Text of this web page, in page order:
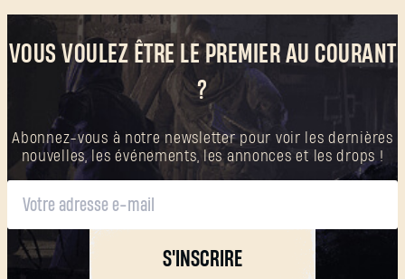
VOUS VOULEZ ÊTRE LE PREMIER AU COURANT
?
Abonnez-vous à notre newsletter pour voir les dernières
nouvelles, les événements, les annonces et les drops !
S'INSCRIRE